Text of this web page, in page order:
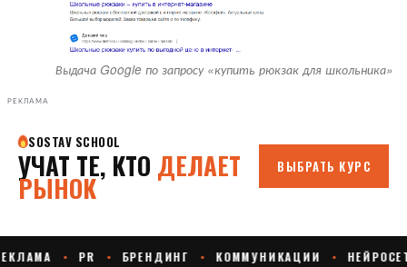
Выдача Google по запросу «купить рюкзак для школьника»
РЕКЛАМА